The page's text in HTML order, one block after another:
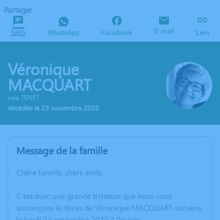
Partager
SMS WhatsApp Facebook E-mail Lien
Véronique
MACQUART
née TENET
décédée le 23 novembre 2020
Message de la famille
Chère famille, chers amis,
C’est avec une grande tristesse que nous vous
annonçons le décès de Véronique MACQUART survenu